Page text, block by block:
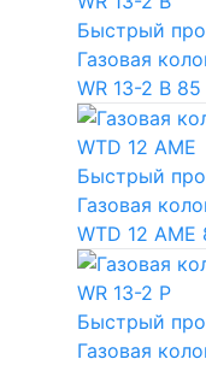
Быстрый
Газовая
WR 13-2 В 85
Быстрый
Газовая
WTD 12 AME
Быстрый
Газовая